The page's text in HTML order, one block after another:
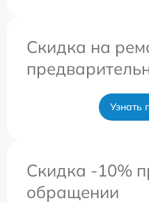
Скидка на
Узнать
Скидка -10%
обращении